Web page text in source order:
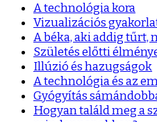
A technológia kora
Vizualizációs
A béka, aki addig tűrt,
Születés előtti
Illúzió és hazugságok
A technológia és az
Gyógyítás
Hogyan találd meg a